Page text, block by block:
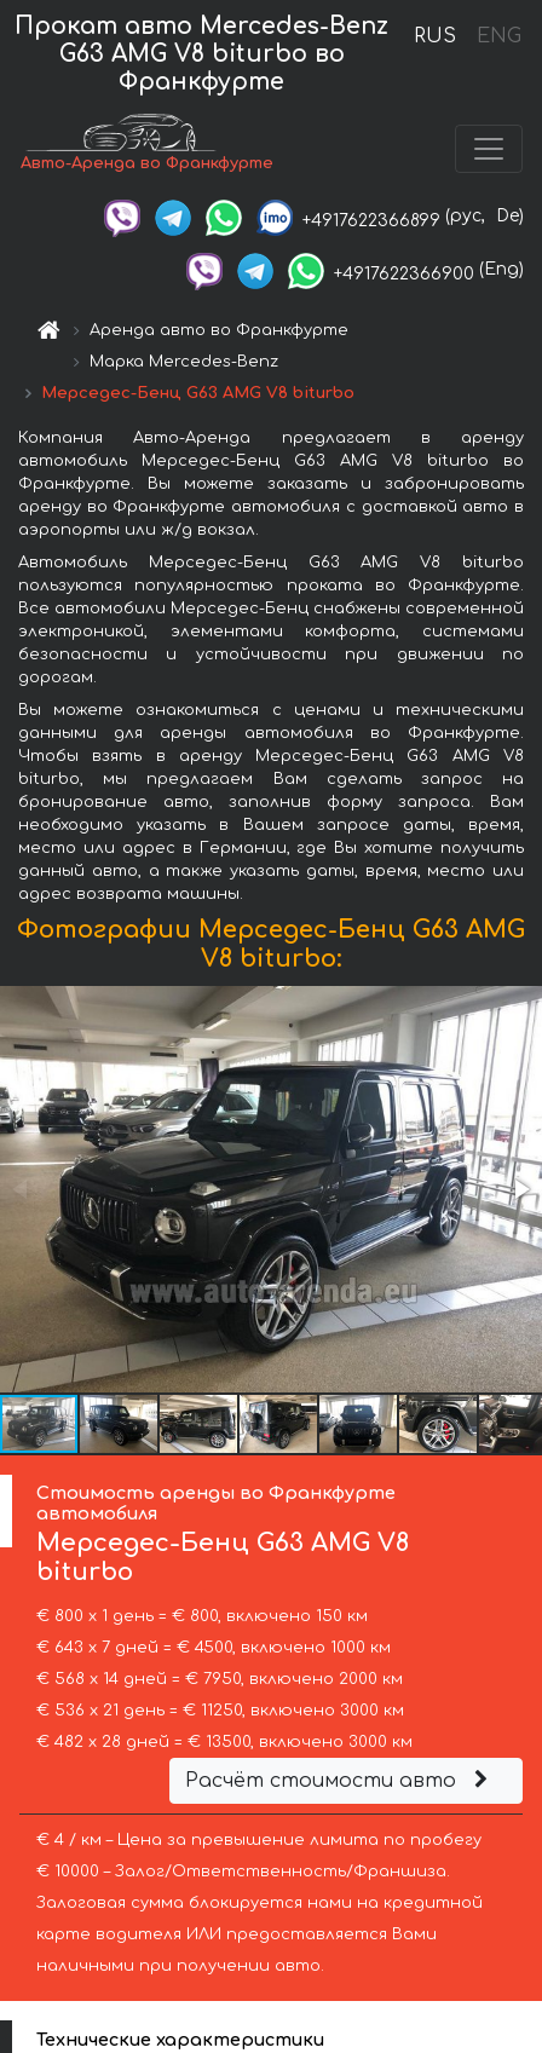
RUS ENG
Прокат авто Mercedes-Benz
G63 AMG V8 biturbo во
Франкфурте
Авто-Аренда во Франкфурте
+4917622366899 (рус, De)
+4917622366900 (Eng)
Аренда авто во Франкфурте
Марка Mercedes-Benz
Мерседес-Бенц G63 AMG V8 biturbo
Компания Авто-Аренда предлагает в аренду
автомобиль Мерседес-Бенц G63 AMG V8 biturbo во
Франкфурте. Вы можете заказать и забронировать
аренду во Франкфурте автомобиля с доставкой авто в
аэропорты или ж/д вокзал.
Автомобиль Мерседес-Бенц G63 AMG V8 biturbo
пользуются популярностью проката во Франкфурте.
Все автомобили Мерседес-Бенц снабжены современной
электроникой, элементами комфорта, системами
безопасности и устойчивости при движении по
дорогам.
Вы можете ознакомиться с ценами и техническими
данными для аренды автомобиля во Франкфурте.
Чтобы взять в аренду Мерседес-Бенц G63 AMG V8
biturbo, мы предлагаем Вам сделать запрос на
бронирование авто, заполнив форму запроса. Вам
необходимо указать в Вашем запросе даты, время,
место или адрес в Германии, где Вы хотите получить
данный авто, а также указать даты, время, место или
адрес возврата машины.
Фотографии Мерседес-Бенц G63 AMG
V8 biturbo:
Стоимость аренды во Франкфурте
автомобиля
Мерседес-Бенц G63 AMG V8
biturbo
€ 800 х 1 день = € 800, включено 150 км
€ 643 х 7 дней = € 4500, включено 1000 км
€ 568 х 14 дней = € 7950, включено 2000 км
€ 536 х 21 день = € 11250, включено 3000 км
€ 482 х 28 дней = € 13500, включено 3000 км
Расчёт стоимости авто
€ 4 / км – Цена за превышение лимита по пробегу
€ 10000 – Залог/Ответственность/Франшиза.
Залоговая сумма блокируется нами на кредитной
карте водителя ИЛИ предоставляется Вами
наличными при получении авто.
Технические характеристики